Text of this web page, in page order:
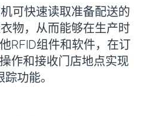
可快速读取准备配送的
物，从而能够在生产时
RFID组件和软件，在订
作和接收门店地点实现
功能。